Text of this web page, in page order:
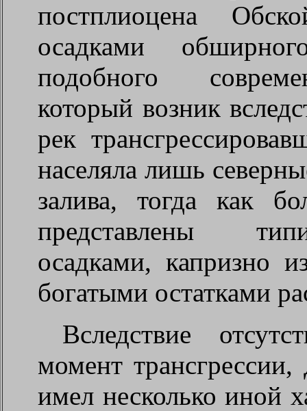
постплиоцена
осадками
подобного
который возник
рек
населяла лишь
залива, тогда как
представлены
осадками, капризно
богатыми остатками
Вследствие
момент
имел несколько иной